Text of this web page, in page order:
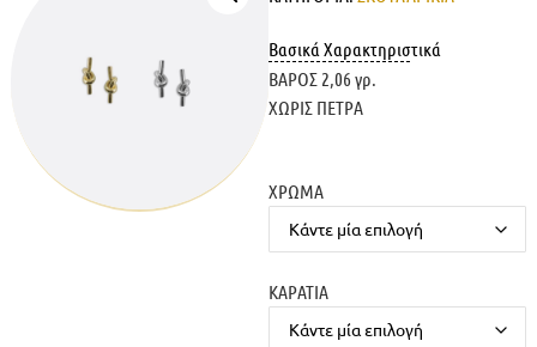
Βασικά Χαρακτηριστικά
ΒΑΡΟΣ 2,06 γρ.
ΧΩΡΙΣ ΠΕΤΡΑ
ΧΡΩΜΑ
ΚΑΡΑΤΙΑ